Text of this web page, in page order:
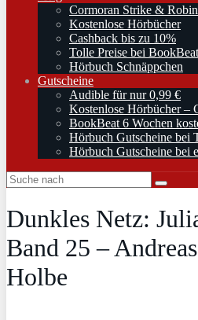
Cormoran Strike &
Kostenlose Hörbücher
Cashback bis zu 10%
Tolle Preise bei BookBeat
Hörbuch Schnäppchen
Gutscheine
Audible für nur 0,99 €
Kostenlose Hörbücher –
BookBeat 6 Wochen
Hörbuch Gutscheine bei
Hörbuch Gutscheine bei
Dunkles Netz:
Band 25 –
Holbe